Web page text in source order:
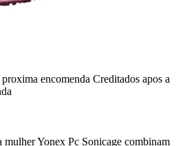
encomenda Creditados apos a
mulher Yonex Pc Sonicage combinam